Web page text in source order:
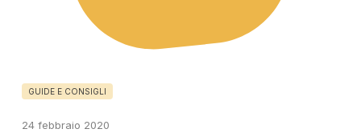
GUIDE E CONSIGLI
24 febbraio 2020